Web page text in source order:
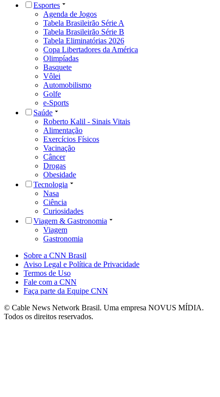
Esportes
Agenda de Jogos
Tabela Brasileirão Série A
Tabela Brasileirão Série B
Tabela Eliminatórias 2026
Copa Libertadores da América
Olimpíadas
Basquete
Vôlei
Automobilismo
Golfe
e-Sports
Saúde
Roberto Kalil - Sinais Vitais
Alimentação
Exercícios Físicos
Vacinação
Câncer
Drogas
Obesidade
Tecnologia
Nasa
Ciência
Curiosidades
Viagem & Gastronomia
Viagem
Gastronomia
Sobre a CNN Brasil
Aviso Legal e Política de Privacidade
Termos de Uso
Fale com a CNN
Faça parte da Equipe CNN
© Cable News Network Brasil. Uma empresa NOVUS MÍDIA.
Todos os direitos reservados.